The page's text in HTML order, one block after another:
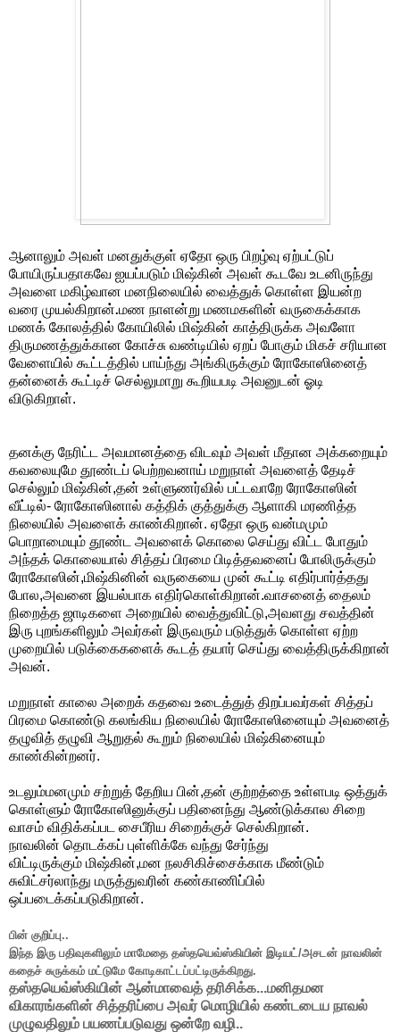
ஆனாலும் அவள் மனதுக்குள் ஏதோ ஒரு பிறழ்வு ஏற்பட்டுப்
போயிருப்பதாகவே ஐயப்படும் மிஷ்கின் அவள் கூடவே உடனிருந்து
அவளை மகிழ்வான மனநிலையில் வைத்துக் கொள்ள இயன்ற
வரை முயல்கிறான்.மண நாளன்று மணமகளின் வருகைக்காக
மணக் கோலத்தில் கோயிலில் மிஷ்கின் காத்திருக்க அவளோ
திருமணத்துக்கான கோச்சு வண்டியில் ஏறப் போகும் மிகச் சரியான
வேளையில் கூட்டத்தில் பாய்ந்து அங்கிருக்கும் ரோகோஸினைத்
தன்னைக் கூட்டிச் செல்லுமாறு கூறியபடி அவனுடன் ஓடி
விடுகிறாள்.
தனக்கு நேரிட்ட அவமானத்தை விடவும் அவள் மீதான அக்கறையும்
கவலையுமே தூண்டப் பெற்றவனாய் மறுநாள் அவளைத் தேடிச்
செல்லும் மிஷ்கின்,தன் உள்ளுணர்வில் பட்டவாறே ரோகோஸின்
வீட்டில்- ரோகோஸினால் கத்திக் குத்துக்கு ஆளாகி மரணித்த
நிலையில் அவளைக் காண்கிறான். ஏதோ ஒரு வன்மமும்
பொறாமையும் தூண்ட அவளைக் கொலை செய்து விட்ட போதும்
அந்தக் கொலையால் சித்தப் பிரமை பிடித்தவனைப் போலிருக்கும்
ரோகோஸின்,மிஷ்கினின் வருகையை முன் கூட்டி எதிர்பார்த்தது
போல,அவனை இயல்பாக எதிர்கொள்கிறான்.வாசனைத் தைலம்
நிறைத்த ஜாடிகளை அறையில் வைத்துவிட்டு,அவளது சவத்தின்
இரு புறங்களிலும் அவர்கள் இருவரும் படுத்துக் கொள்ள ஏற்ற
முறையில் படுக்கைகளைக் கூடத் தயார் செய்து வைத்திருக்கிறான்
அவன்.
மறுநாள் காலை அறைக் கதவை உடைத்துத் திறப்பவர்கள் சித்தப்
பிரமை கொண்டு கலங்கிய நிலையில் ரோகோஸினையும் அவனைத்
தழுவித் தழுவி ஆறுதல் கூறும் நிலையில் மிஷ்கினையும்
காண்கின்றனர்.
உடலும்மனமும் சற்றுத் தேறிய பின்,தன் குற்றத்தை உள்ளபடி ஒத்துக்
கொள்ளும் ரோகோஸினுக்குப் பதினைந்து ஆண்டுக்கால சிறை
வாசம் விதிக்கப்பட சைபீரிய சிறைக்குச் செல்கிறான்.
நாவலின் தொடக்கப் புள்ளிக்கே வந்து சேர்ந்து
விட்டிருக்கும் மிஷ்கின்,மன நலசிகிச்சைக்காக மீண்டும்
சுவிட்சர்லாந்து மருத்துவரின் கண்காணிப்பில்
ஒப்படைக்கப்படுகிறான்.
பின் குறிப்பு..
இந்த இரு பதிவுகளிலும் மாமேதை தஸ்தயெவ்ஸ்கியின் இடியட்/அசடன் நாவலின்
கதைச் சுருக்கம் மட்டுமே கோடிகாட்டப்பட்டிருக்கிறது.
தஸ்தயெவ்ஸ்கியின் ஆன்மாவைத் தரிசிக்க...மனிதமன
விகாரங்களின் சித்தரிப்பை அவர் மொழியில் கண்டடைய நாவல்
முழுவதிலும் பயணப்படுவது ஒன்றே வழி..